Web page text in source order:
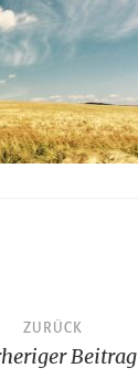
ZURÜCK
Beitrag